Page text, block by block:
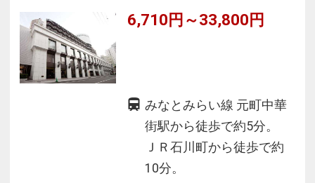
6,710円～33,800円
みなとみらい線 元町中華
街駅から徒歩で約5分。
ＪＲ石川町から徒歩で約
10分。